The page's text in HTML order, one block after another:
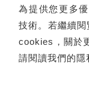
為提供您更多
技術。若繼續
cookies，關於
請閱讀我們的隱
電子報訂閱
Copyright © 國家表